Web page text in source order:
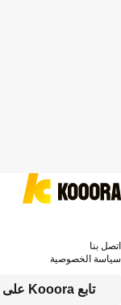
تابع Kooora على جوجل
اتصل بنا
سياسة الخصوصية